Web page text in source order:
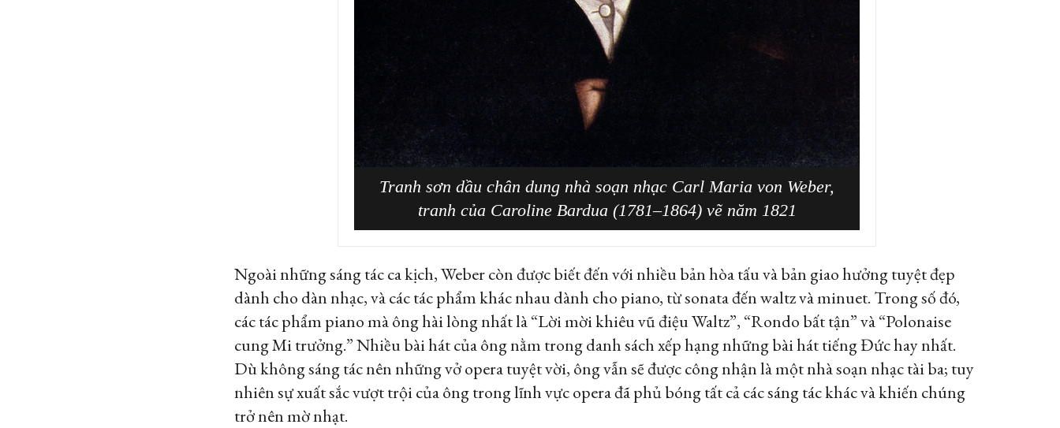
Tranh sơn dầu chân dung nhà soạn nhạc Carl Maria von Weber,
tranh của Caroline Bardua (1781–1864) vẽ năm 1821
Ngoài những sáng tác ca kịch, Weber còn được biết đến với nhiều bản hòa tấu và bản giao hưởng tuyệt đẹp
dành cho dàn nhạc, và các tác phẩm khác nhau dành cho piano, từ sonata đến waltz và minuet. Trong số đó,
các tác phẩm piano mà ông hài lòng nhất là “Lời mời khiêu vũ điệu Waltz”, “Rondo bất tận” và “Polonaise
cung Mi trưởng.” Nhiều bài hát của ông nằm trong danh sách xếp hạng những bài hát tiếng Đức hay nhất.
Dù không sáng tác nên những vở opera tuyệt vời, ông vẫn sẽ được công nhận là một nhà soạn nhạc tài ba; tuy
nhiên sự xuất sắc vượt trội của ông trong lĩnh vực opera đã phủ bóng tất cả các sáng tác khác và khiến chúng
trở nên mờ nhạt.